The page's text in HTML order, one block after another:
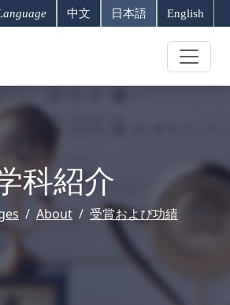
中文 日本語 English
科紹介
About 受賞および功績